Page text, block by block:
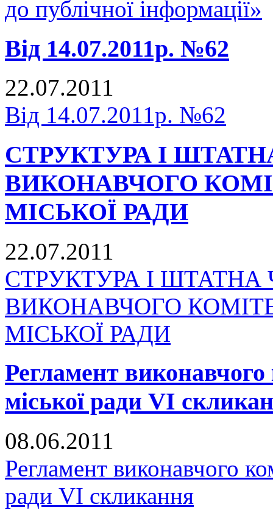
до публічної інформації»
Від 14.07.2011р. №62
22.07.2011
Від 14.07.2011р. №62
СТРУКТУРА І
ВИКОНАВЧОГО
МІСЬКОЇ РАДИ
22.07.2011
СТРУКТУРА І ШТАТНА
ВИКОНАВЧОГО
МІСЬКОЇ РАДИ
Регламент виконавчого
міської ради VI
08.06.2011
Регламент виконавчого
ради VI скликання